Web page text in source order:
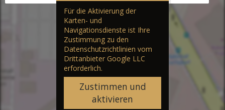
Für die Aktivierung der
Karten- und
Navigationsdienste ist Ihre
Zustimmung zu den
Datenschutzrichtlinien vom
Drittanbieter Google LLC
erforderlich.
Zustimmen und
aktivieren